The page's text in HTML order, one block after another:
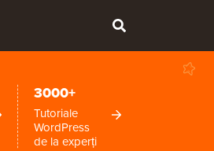
3000+
Tutoriale
WordPress
de la experți